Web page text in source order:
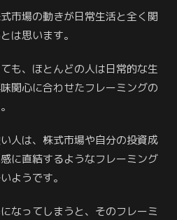
市場の動きが日常生活と全く関
は思います。
も、ほとんどの人は日常的な生
関心に合わせたフレーミングの
人は、株式市場や自分の投資成
に直結するようなフレーミング
ようです。
なってしまうと、そのフレーミ